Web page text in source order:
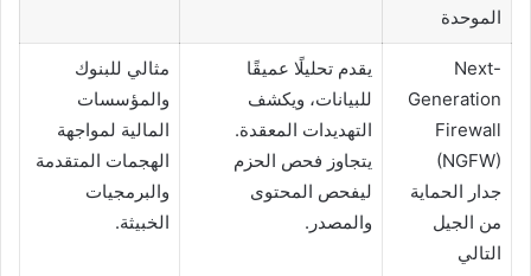
الموحدة
Next-
Generation
Firewall
(NGFW)
جدار الحماية
من الجيل
التالي
يقدم تحليلًا عميقًا
للبيانات، ويكشف
التهديدات المعقدة.
يتجاوز فحص الحزم
ليفحص المحتوى
والمصدر.
مثالي للبنوك
والمؤسسات
المالية لمواجهة
الهجمات المتقدمة
والبرمجيات
الخبيثة.